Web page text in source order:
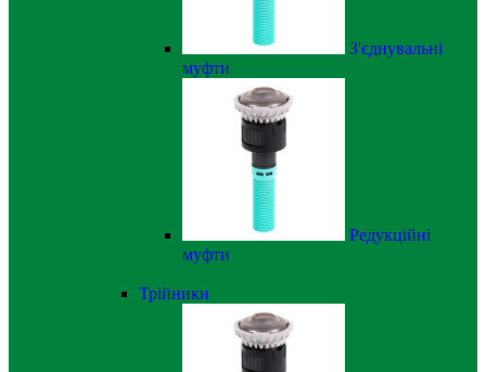
З'єднувальні
муфти
Редукційні
муфти
Трійники